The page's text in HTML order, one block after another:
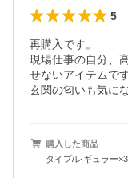
5
再購入です。
現場仕事の自分、
せないアイテムです
玄関の匂いも気に
購入した商品
タイプ/レギュラー